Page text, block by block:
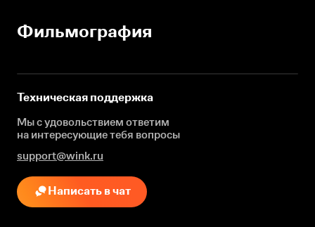
Фильмография
Техническая поддержка
Мы с удовольствием ответим
на интересующиетебя вопросы
support@wink.ru
Написать в чат